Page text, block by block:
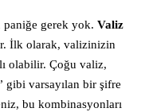
paniğe gerek yok. Valiz
İlk olarak, valizinizin
olabilir. Çoğu valiz,
gibi varsayılan bir şifre
bu kombinasyonları